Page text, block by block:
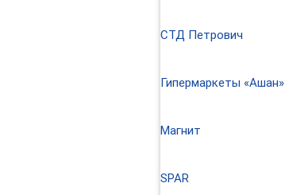
СТД Петрович
Гипермаркеты «Ашан»
Магнит
SPAR